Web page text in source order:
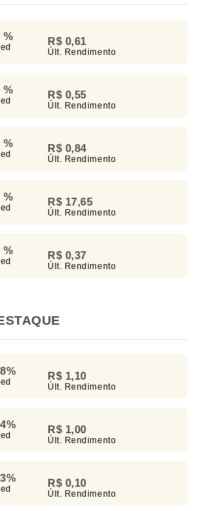
% R$ 0,61
Últ. Rendimento
% R$ 0,55
Últ. Rendimento
% R$ 0,84
Últ. Rendimento
% R$ 17,65
Últ. Rendimento
% R$ 0,37
Últ. Rendimento
R$ 1,10
Últ. Rendimento
R$ 1,00
Últ. Rendimento
R$ 0,10
Últ. Rendimento